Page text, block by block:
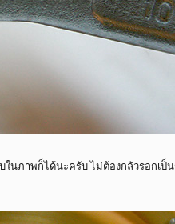
ภาพก็ได้นะครับ ไม่ต้องกลัวรอกเป็